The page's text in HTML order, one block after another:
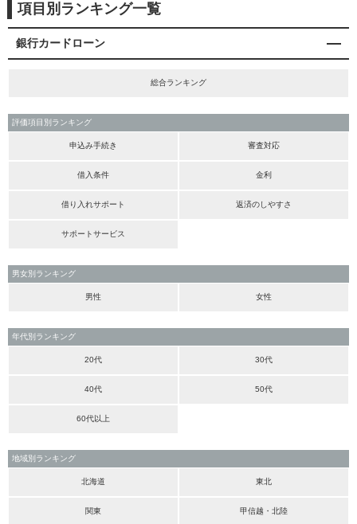
項目別ランキング一覧
銀行カードローン
総合ランキング
評価項目別ランキング
申込み手続き 審査対応
借入条件 金利
借り入れサポート 返済のしやすさ
サポートサービス
男女別ランキング
男性 女性
年代別ランキング
20代 30代
40代 50代
60代以上
地域別ランキング
北海道 東北
関東 甲信越・北陸